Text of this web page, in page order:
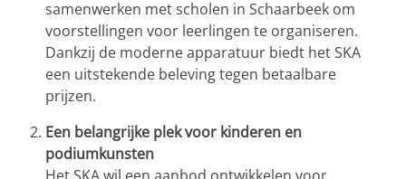
samenwerken met scholen in Schaarbeek om
voorstellingen voor leerlingen te organiseren.
Dankzij de moderne apparatuur biedt het SKA
een uitstekende beleving tegen betaalbare
prijzen.
Een belangrijke plek voor kinderen en
podiumkunsten